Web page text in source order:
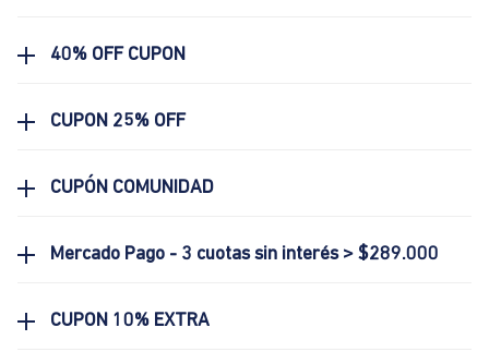
40% OFF CUPON
CUPON 25% OFF
CUPÓN COMUNIDAD
Mercado Pago - 3 cuotas sin interés > $289.000
CUPON 10% EXTRA